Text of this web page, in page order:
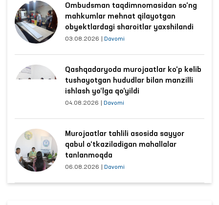
Ombudsman taqdimnomasidan so‘ng
mahkumlar mehnat qilayotgan
obyektlardagi sharoitlar yaxshilandi
03.08.2026 Davomi
Qashqadaryoda murojaatlar ko‘p kelib
tushayotgan hududlar bilan manzilli
ishlash yo‘lga qo‘yildi
04.08.2026 Davomi
Murojaatlar tahlili asosida sayyor
qabul o‘tkaziladigan mahallalar
tanlanmoqda
06.08.2026 Davomi